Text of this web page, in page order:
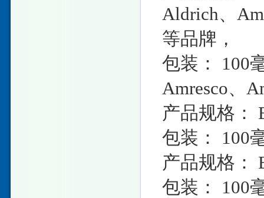
Aldrich、
等品牌，
包装： 100
Amresco、
产品规格：
包装： 100
产品规格：
包装： 100